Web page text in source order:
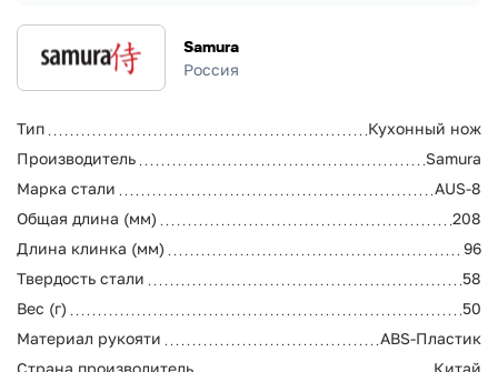
Samura
Россия
Тип
Кухонный нож
Производитель
Samura
Марка стали
AUS-8
Общая длина (мм)
208
Длина клинка (мм)
96
Твердость стали
58
Вес (г)
50
Материал рукояти
ABS-Пластик
Страна производитель
Китай